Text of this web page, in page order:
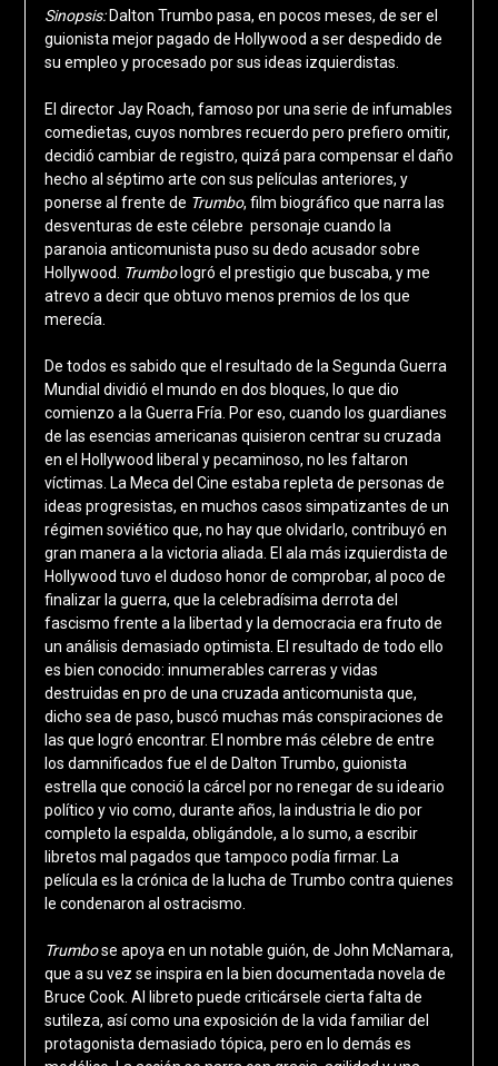
Sinopsis: Dalton Trumbo pasa, en pocos meses, de ser el
guionista mejor pagado de Hollywood a ser despedido de
su empleo y procesado por sus ideas izquierdistas.
El director Jay Roach, famoso por una serie de infumables
comedietas, cuyos nombres recuerdo pero prefiero omitir,
decidió cambiar de registro, quizá para compensar el daño
hecho al séptimo arte con sus películas anteriores, y
ponerse al frente de Trumbo, film biográfico que narra las
desventuras de este célebre personaje cuando la
paranoia anticomunista puso su dedo acusador sobre
Hollywood. Trumbo logró el prestigio que buscaba, y me
atrevo a decir que obtuvo menos premios de los que
merecía.
De todos es sabido que el resultado de la Segunda Guerra
Mundial dividió el mundo en dos bloques, lo que dio
comienzo a la Guerra Fría. Por eso, cuando los guardianes
de las esencias americanas quisieron centrar su cruzada
en el Hollywood liberal y pecaminoso, no les faltaron
víctimas. La Meca del Cine estaba repleta de personas de
ideas progresistas, en muchos casos simpatizantes de un
régimen soviético que, no hay que olvidarlo, contribuyó en
gran manera a la victoria aliada. El ala más izquierdista de
Hollywood tuvo el dudoso honor de comprobar, al poco de
finalizar la guerra, que la celebradísima derrota del
fascismo frente a la libertad y la democracia era fruto de
un análisis demasiado optimista. El resultado de todo ello
es bien conocido: innumerables carreras y vidas
destruidas en pro de una cruzada anticomunista que,
dicho sea de paso, buscó muchas más conspiraciones de
las que logró encontrar. El nombre más célebre de entre
los damnificados fue el de Dalton Trumbo, guionista
estrella que conoció la cárcel por no renegar de su ideario
político y vio como, durante años, la industria le dio por
completo la espalda, obligándole, a lo sumo, a escribir
libretos mal pagados que tampoco podía firmar. La
película es la crónica de la lucha de Trumbo contra quienes
le condenaron al ostracismo.
Trumbose apoya en un notable guión, de John McNamara,
que a su vez se inspira en la bien documentada novela de
Bruce Cook. Al libreto puede criticársele cierta falta de
sutileza, así como una exposición de la vida familiar del
protagonista demasiado tópica, pero en lo demás es